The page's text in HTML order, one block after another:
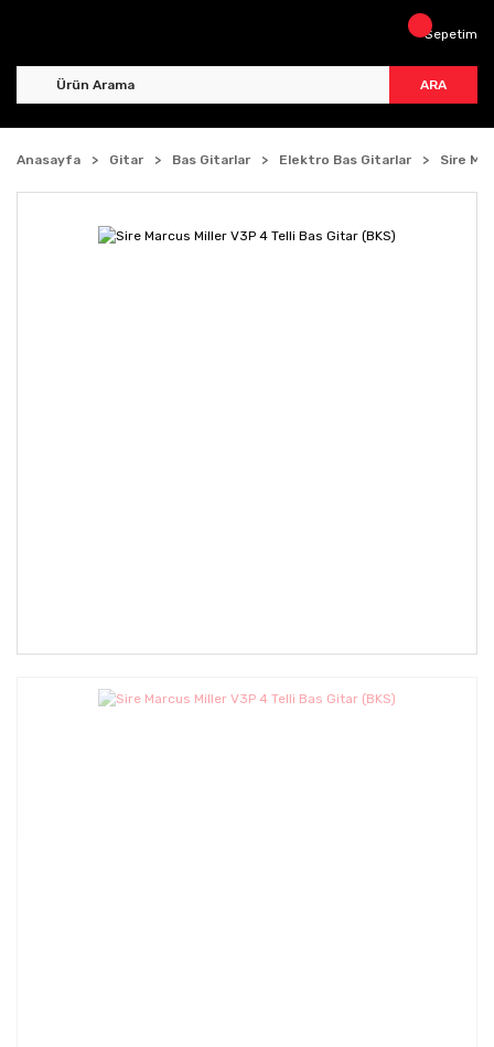
ARA
Sepetim
Anasayfa Gitar Bas Gitarlar Elektro Bas Gitarlar Sire